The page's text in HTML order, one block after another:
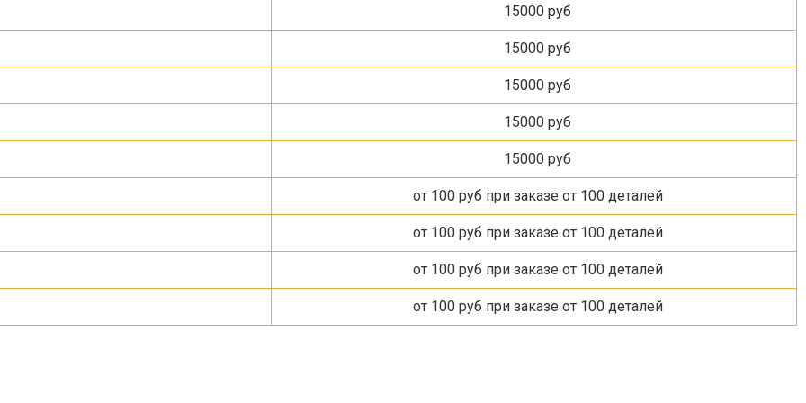
15000 руб
15000 руб
15000 руб
15000 руб
15000 руб
от 100 руб при заказе от 100 деталей
от 100 руб при заказе от 100 деталей
от 100 руб при заказе от 100 деталей
от 100 руб при заказе от 100 деталей